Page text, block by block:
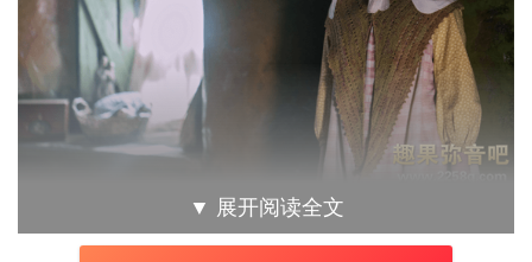
传闻中不需进食的少女，对曾受大饥荒所苦的爱尔兰居民来
▼ 展开阅读全文